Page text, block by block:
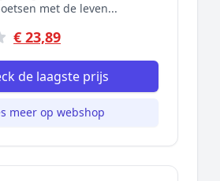
met de leven...
€ 23,89
de laagste prijs
meer op webshop